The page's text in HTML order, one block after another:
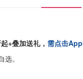
+叠加送礼， 需点击
。